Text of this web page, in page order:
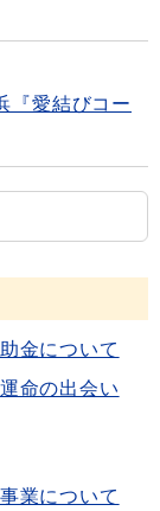
『愛結びコー
金について
命の出会い
業について